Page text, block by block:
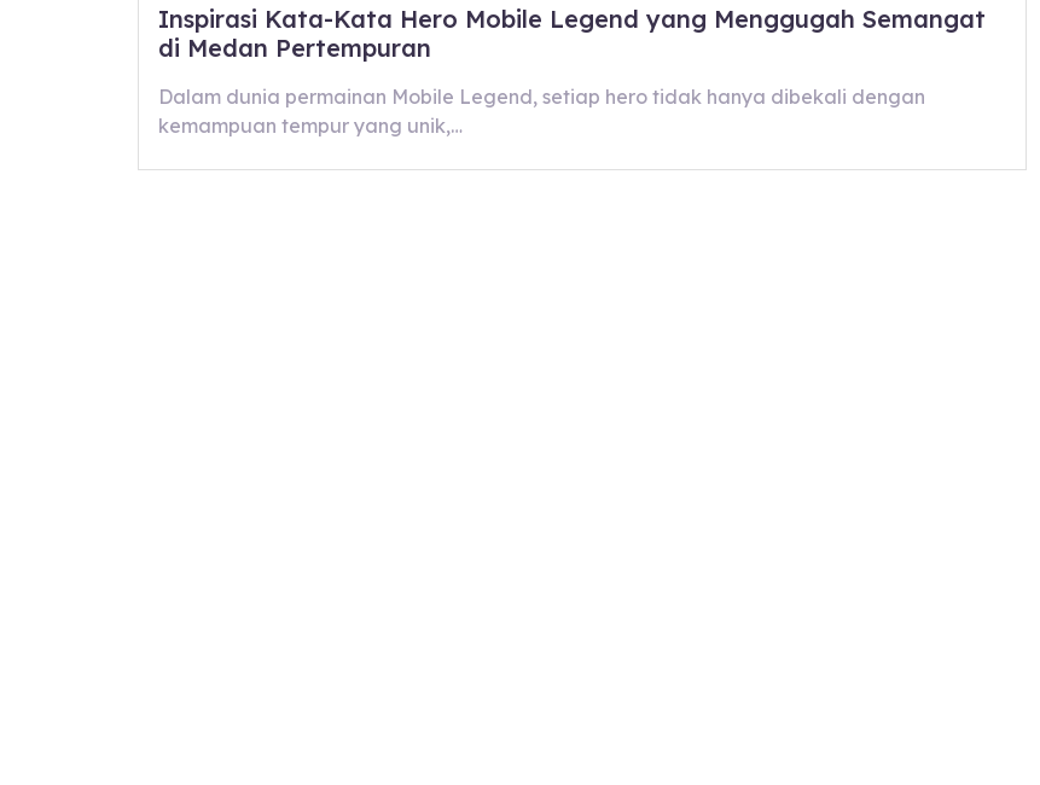
Inspirasi Kata-Kata Hero Mobile Legend yang Menggugah Semangat
di Medan Pertempuran
Dalam dunia permainan Mobile Legend, setiap hero tidak hanya dibekali dengan
kemampuan tempur yang unik,…